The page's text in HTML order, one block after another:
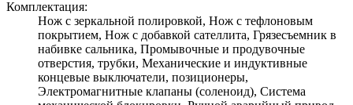
Комплектация:
Нож с зеркальной полировкой, Нож с тефлоновым
покрытием, Нож с добавкой сателлита, Грязесъемник в
набивке сальника, Промывочные и продувочные
отверстия, трубки, Механические и индуктивные
концевые выключатели, позиционеры,
Электромагнитные клапаны (соленоид), Система